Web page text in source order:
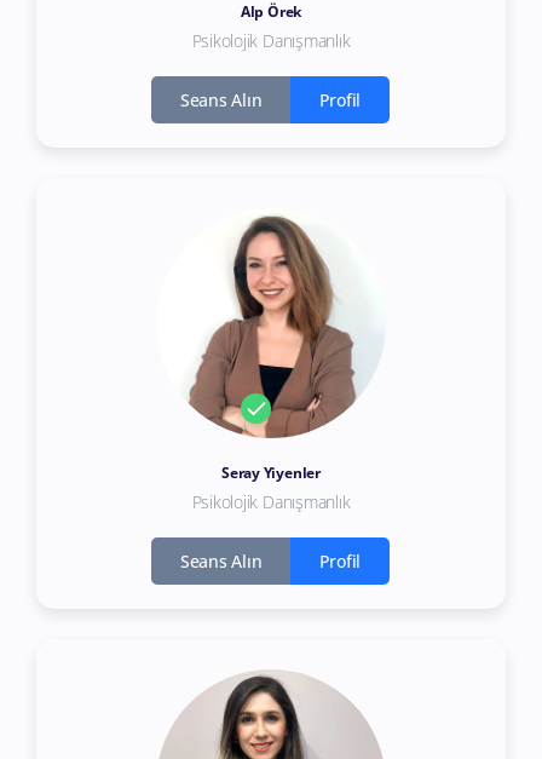
Alp Örek
Psikolojik Danışmanlık
Seans Alın Profil
Seray Yiyenler
Psikolojik Danışmanlık
Seans Alın Profil